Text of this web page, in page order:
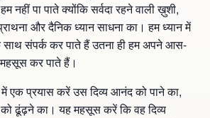
नहीं पा पाते क्योंकि सर्वदा रहने वाली ख़ुशी,
प्राथना और दैनिक ध्यान साधना का। हम ध्यान में
संपर्क कर पाते हैं उतना ही हम अपने आस-
कर पाते हैं।
एक प्रयास करें उस दिव्य आनंद को पाने का,
ढूंढ़ने का। यह महसूस करें कि वह दिव्य